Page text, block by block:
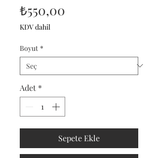
₺550,00
KDV dahil
Boyut *
Adet *
Sepete Ekle